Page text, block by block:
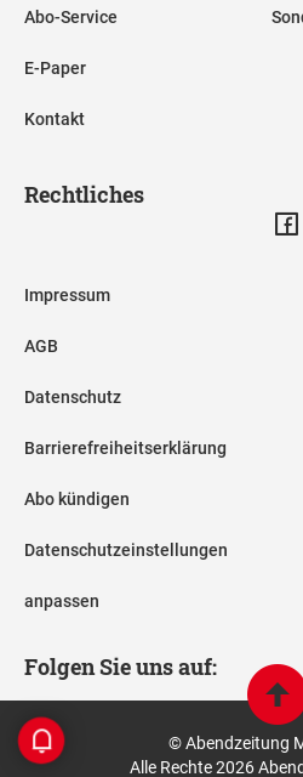
Abo-Service
E-Paper
Kontakt
Rechtliches
Impressum
AGB
Datenschutz
Barrierefreiheitserklärung
Abo kündigen
Datenschutzeinstellungen
anpassen
Folgen Sie uns auf:
© Abendzeitung
Alle Rechte 2026